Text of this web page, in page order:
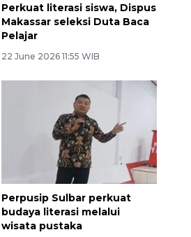
Perkuat literasi siswa, Dispus
Makassar seleksi Duta Baca
Pelajar
22 June 2026 11:55 WIB
Perpusip Sulbar perkuat
budaya literasi melalui
wisata pustaka